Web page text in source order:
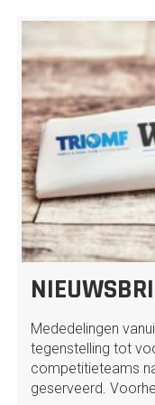
Mededelingen
tegenstelling tot
competitieteams
geserveerd.